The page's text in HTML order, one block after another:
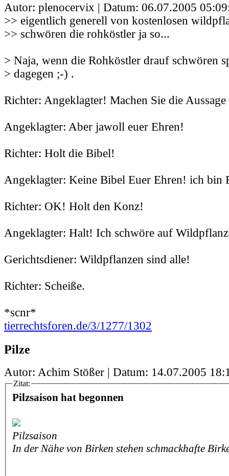
Autor: plenocervix | Datum: 06.07.2005
>> eigentlich generell von kostenlosen
>> schwören die rohköstler ja so...
> Naja, wenn die Rohköstler drauf schwören
> dagegen ;-) .
Richter: Angeklagter! Machen Sie die
Angeklagter: Aber jawoll euer Ehren!
Richter: Holt die Bibel!
Angeklagter: Keine Bibel Euer Ehren! ich bin
Richter: OK! Holt den Konz!
Angeklagter: Halt! Ich schwöre auf
Gerichtsdiener: Wildpflanzen sind alle!
Richter: Scheiße.
*scnr*
tierrechtsforen.de/3/1277/1302
Pilze
Autor: Achim Stößer | Datum: 14.07.2005
Zitat:
Pilzsaison hat begonnen
Pilzsaison
In der Nähe von Birken stehen schmackhafte